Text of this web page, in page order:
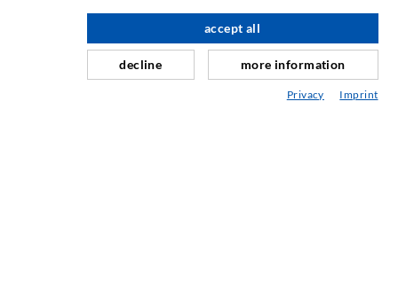
Iniezione muro controterra/muratura
Riparazione giunti
verso l'alto
decline
accept all
more information
Privacy Imprint